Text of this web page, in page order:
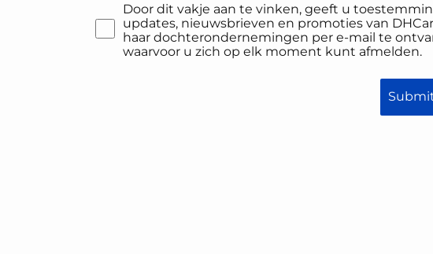
Door dit vakje aan te vinken, geeft u
updates, nieuwsbrieven en promoties van
haar dochterondernemingen per e-mail te
waarvoor u zich op elk moment kunt afmelden.